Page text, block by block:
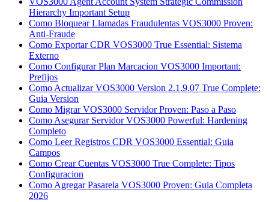
Hierarchy Important Setup
Como Bloquear Llamadas Fraudulentas VOS3000 Proven:
Anti-Fraude
Como Exportar CDR VOS3000 True Essential: Sistema
Externo
Como Configurar Plan Marcacion VOS3000 Important:
Prefijos
Como Actualizar VOS3000 Version 2.1.9.07 True Complete:
Guia Version
Como Migrar VOS3000 Servidor Proven: Paso a Paso
Como Asegurar Servidor VOS3000 Powerful: Hardening
Completo
Como Leer Registros CDR VOS3000 Essential: Guia
Campos
Como Crear Cuentas VOS3000 True Complete: Tipos
Configuracion
Como Agregar Pasarela VOS3000 Proven: Guia Completa
2026